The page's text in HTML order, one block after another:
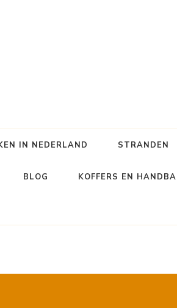
IN NEDERLAND STRANDEN
BLOG KOFFERS EN